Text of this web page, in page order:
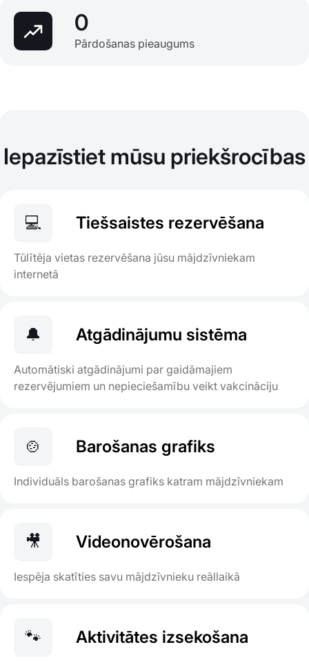
0
Pārdošanas pieaugums
Iepazīstiet mūsu priekšrocības
💻 Tiešsaistes rezervēšana
Tūlītēja vietas rezervēšana jūsu mājdzīvniekam
internetā
🔔 Atgādinājumu sistēma
Automātiski atgādinājumi par gaidāmajiem
rezervējumiem un nepieciešamību veikt vakcināciju
🍲 Barošanas grafiks
Individuāls barošanas grafiks katram mājdzīvniekam
🎥 Videonovērošana
Iespēja skatīties savu mājdzīvnieku reāllaikā
🐾 Aktivitātes izsekošana